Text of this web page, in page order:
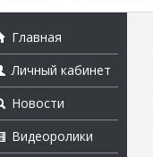
Главная
Личный кабинет
Новости
Видеоролики